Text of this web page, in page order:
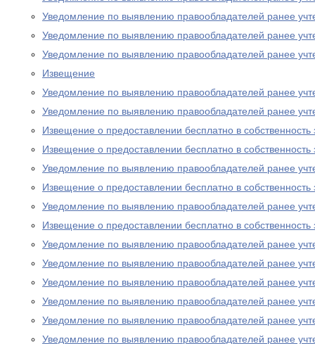
Уведомление по выявлению правообладателей ранее
Уведомление по выявлению правообладателей ранее
Уведомление по выявлению правообладателей ранее
Извещение
Уведомление по выявлению правообладателей ранее
Уведомление по выявлению правообладателей ранее
Извещение о предоставлении бесплатно в собственность
Извещение о предоставлении бесплатно в собственность
Уведомление по выявлению правообладателей ранее
Извещение о предоставлении бесплатно в собственность
Уведомление по выявлению правообладателей ранее
Извещение о предоставлении бесплатно в собственность
Уведомление по выявлению правообладателей ранее
Уведомление по выявлению правообладателей ранее
Уведомление по выявлению правообладателей ранее
Уведомление по выявлению правообладателей ранее
Уведомление по выявлению правообладателей ранее
Уведомление по выявлению правообладателей ранее